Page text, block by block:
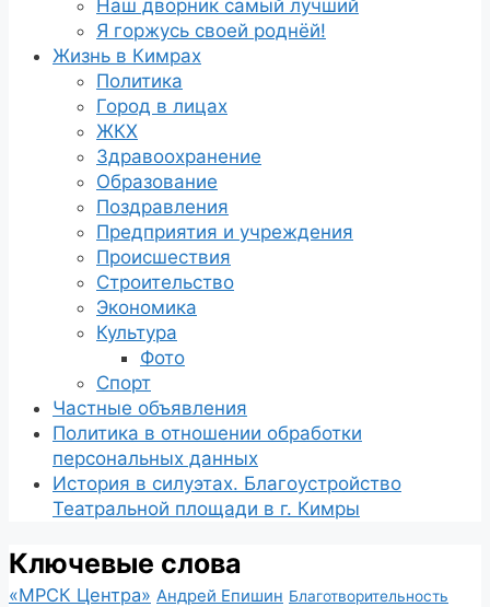
Наш дворник самый лучший
Я горжусь своей роднёй!
Жизнь в Кимрах
Политика
Город в лицах
ЖКХ
Здравоохранение
Образование
Поздравления
Предприятия и учреждения
Происшествия
Строительство
Экономика
Культура
Фото
Спорт
Частные объявления
Политика в отношении обработки
персональных данных
История в силуэтах. Благоустройство
Театральной площади в г. Кимры
Ключевые слова
«МРСК Центра» Андрей Епишин Благотворительность